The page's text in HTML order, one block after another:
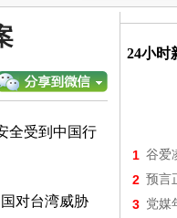
全受到中国行
对台湾威胁
24小时
1 谷爱
2 预言
3 党媒